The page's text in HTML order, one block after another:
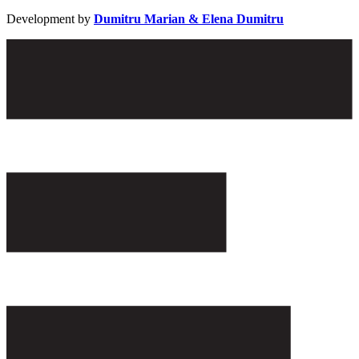
Development by Dumitru Marian & Elena Dumitru